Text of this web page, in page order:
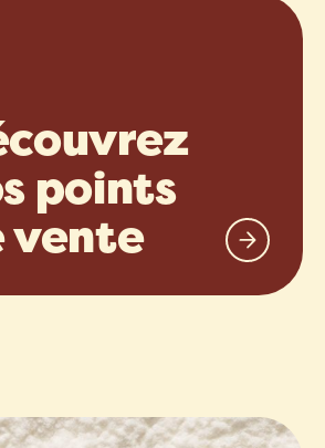
points
vente